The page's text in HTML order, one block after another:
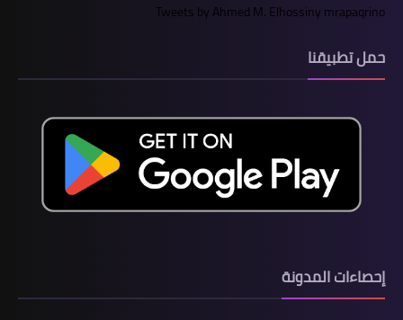
Tweets by Ahmed M. Elhossiny mrapaqrino
حمل تطبيقنا
إحصاءات المدونة